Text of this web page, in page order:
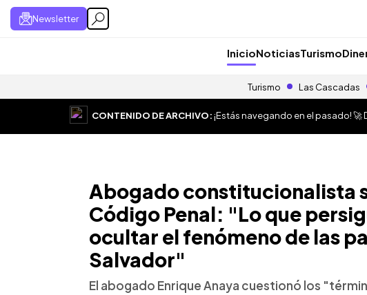
Newsletter
InicioNoticiasTurismo
Turismo Las Cascadas
CONTENIDO DE ARCHIVO:¡Estás navegando en el pasado! 🚀
Abogado constitucionalista
Código Penal: "Lo que
ocultar el fenómeno de las
Salvador"
El abogado Enrique Anaya cuestionó los